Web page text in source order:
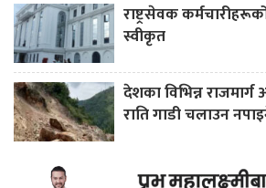
राष्ट्रसेवक
स्वीकृत
देशका विभिन्न
राति गाडी चलाउन